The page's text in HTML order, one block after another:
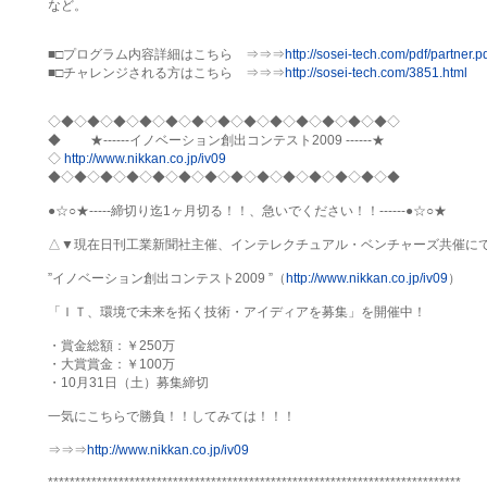
など。
■□プログラム内容詳細はこちら　⇒⇒⇒http://sosei-tech.com/pdf/
■□チャレンジされる方はこちら　⇒⇒⇒http://sosei-tech.com/3851.html
◇◆◇◆◇◆◇◆◇◆◇◆◇◆◇◆◇◆◇◆◇◆◇◆◇◆◇
◆　　 ★------イノベーション創出コンテスト2009 ------★
◇ http://www.nikkan.co.jp/iv09
◆◇◆◇◆◇◆◇◆◇◆◇◆◇◆◇◆◇◆◇◆◇◆◇◆◇◆
●☆○★-----締切り迄1ヶ月切る！！、急いでください！！------●☆○★
△▼現在日刊工業新聞社主催、インテレクチュアル・ベンチャーズ共催に
”イノベーション創出コンテスト2009 ”（ http://www.nikkan.co.jp/iv09）
「ＩＴ、環境で未来を拓く技術・アイディアを募集」を開催中！
・賞金総額：￥250万
・大賞賞金：￥100万
・10月31日（土）募集締切
一気にこちらで勝負！！してみては！！！
⇒⇒⇒http://www.nikkan.co.jp/iv09
****************************************************************************